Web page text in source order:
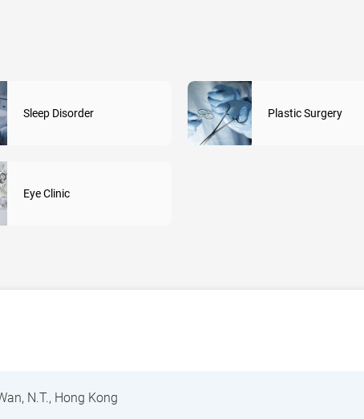
Sleep Disorder Plastic Surgery
Eye Clinic
N.T., Hong Kong